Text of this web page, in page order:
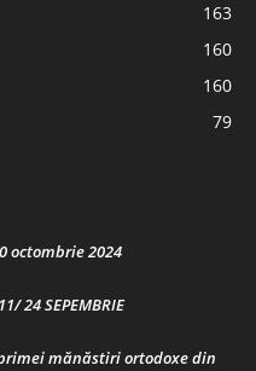
163
160
160
79
octombrie 2024
24 SEPEMBRIE
mănăstiri ortodoxe din